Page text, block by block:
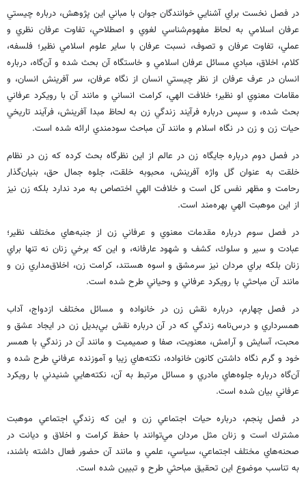
ﺩﺭ ﻓﺼﻞ ﻧﺨﺴﺖ ﺑﺮﺍﻱ ﺁﺷﻨﺎﻳﻲ ﺧﻮﺍﻧﻨﺪﮔﺎﻥ ﺟﻮﺍﻥ ﺑﺎ ﻣﺒﺎﻧﻲ ﺍﻳﻦ ﭘﮋﻭﻫﺶ، ﺩﺭﺑﺎﺭﻩ ﭼﻴﺴﺘﻲ
ﻋﺮﻓﺎﻥ ﺍﺳﻼ‌ﻣﻲ ﺑﻪ ﻟﺤﺎﻅ ﻣﻔﻬﻮﻡ‌ﺷﻨﺎﺳﻲ ﻟﻐﻮﻱ ﻭ ﺍﺻﻄﻼ‌ﺣﻲ، ﺗﻔﺎﻭﺕ ﻋﺮﻓﺎﻥ ﻧﻈﺮﻱ ﻭ
ﻋﻤﻠﻲ، ﺗﻔﺎﻭﺕ ﻋﺮﻓﺎﻥ ﻭ ﺗﺼﻮﻑ، ﻧﺴﺒﺖ ﻋﺮﻓﺎﻥ ﺑﺎ ﺳﺎﻳﺮ ﻋﻠﻮﻡ ﺍﺳﻼ‌ﻣﻲ ﻧﻈﻴﺮ؛ ﻓﻠﺴﻔﻪ،
ﻛﻼ‌ﻡ، ﺍﺧﻼ‌ﻕ، ﻣﺒﺎﺩﻱ ﻣﺴﺎﺋﻞ ﻋﺮﻓﺎﻥ ﺍﺳﻼ‌ﻣﻲ ﻭ ﺧﺎﺳﺘﮕﺎﻩ ﺁﻥ ﺑﺤﺚ ﺷﺪﻩ ﻭ ﺁﻥ‌ﮔﺎﻩ، ﺩﺭﺑﺎﺭﻩ
ﺍﻧﺴﺎﻥ ﺩﺭ ﻋﺮﻑ ﻋﺮﻓﺎﻥ ﺍﺯ ﻧﻈﺮ ﭼﻴﺴﺘﻲ ﺍﻧﺴﺎﻥ ﺍﺯ ﻧﮕﺎﻩ ﻋﺮﻓﺎﻥ، ﺳﺮ ﺁﻓﺮﻳﻨﺶ ﺍﻧﺴﺎﻥ، ﻭ
ﻣﻘﺎﻣﺎﺕ ﻣﻌﻨﻮﻱ ﺍﻭ ﻧﻈﻴﺮ؛ ﺧﻼ‌ﻓﺖ ﺍﻟﻬﻲ، ﻛﺮﺍﻣﺖ ﺍﻧﺴﺎﻧﻲ ﻭ ﻣﺎﻧﻨﺪ ﺁﻥ ﺑﺎ ﺭﻭﻳﻜﺮﺩ ﻋﺮﻓﺎﻧﻲ
ﺑﺤﺚ ﺷﺪﻩ، ﻭ ﺳﭙﺲ ﺩﺭﺑﺎﺭﻩ ﻓﺮﺁﻳﻨﺪ ﺯﻧﺪﮔﻲ ﺯﻥ ﺑﻪ ﻟﺤﺎﻅ ﻣﺒﺪﺍ ﺁﻓﺮﻳﻨﺶ، ﻓﺮﺁﻳﻨﺪ ﺗﺎﺭﻳﺨﻲ
ﺣﻴﺎﺕ ﺯﻥ ﻭ ﺯﻥ ﺩﺭ ﻧﮕﺎﻩ ﺍﺳﻼ‌ﻡ ﻭ ﻣﺎﻧﻨﺪ ﺁﻥ ﻣﺒﺎﺣﺚ ﺳﻮﺩﻣﻨﺪﻱ ﺍﺭﺍﺋﻪ ﺷﺪﻩ ﺍﺳﺖ.
ﺩﺭ ﻓﺼﻞ ﺩﻭﻡ ﺩﺭﺑﺎﺭﻩ ﺟﺎﻳﮕﺎﻩ ﺯﻥ ﺩﺭ ﻋﺎﻟﻢ ﺍﺯ ﺍﻳﻦ ﻧﻈﺮﮔﺎﻩ ﺑﺤﺚ ﻛﺮﺩﻩ ﻛﻪ ﺯﻥ ﺩﺭ ﻧﻈﺎﻡ
ﺧﻠﻘﺖ ﺑﻪ ﻋﻨﻮﺍﻥ ﮔﻞ ﻭﺍﮊﻩ ﺁﻓﺮﻳﻨﺶ، ﻣﺤﺒﻮﺑﻪ ﺧﻠﻘﺖ، ﺟﻠﻮﻩ ﺟﻤﺎﻝ ﺣﻖ، ﺑﻨﻴﺎﻥ‌ﮔﺬﺍﺭ
ﺭﺣﺎﻣﺖ ﻭ ﻣﻈﻬﺮ ﻧﻔﺲ ﻛﻞ ﺍﺳﺖ ﻭ ﺧﻼ‌ﻓﺖ ﺍﻟﻬﻲ ﺍﺧﺘﺼﺎﺹ ﺑﻪ ﻣﺮﺩ ﻧﺪﺍﺭﺩ ﺑﻠﻜﻪ ﺯﻥ ﻧﻴﺰ
ﺍﺯ ﺍﻳﻦ ﻣﻮﻫﺒﺖ ﺍﻟﻬﻲ ﺑﻬﺮﻩ‌ﻣﻨﺪ ﺍﺳﺖ.
ﺩﺭ ﻓﺼﻞ ﺳﻮﻡ ﺩﺭﺑﺎﺭﻩ ﻣﻘﺪﻣﺎﺕ ﻣﻌﻨﻮﻱ ﻭ ﻋﺮﻓﺎﻧﻲ ﺯﻥ ﺍﺯ ﺟﻨﺒﻪ‌ﻫﺎﻱ ﻣﺨﺘﻠﻒ ﻧﻈﻴﺮ؛
ﻋﺒﺎﺩﺕ ﻭ ﺳﻴﺮ ﻭ ﺳﻠﻮﻙ، ﻛﺸﻒ ﻭ ﺷﻬﻮﺩ ﻋﺎﺭﻓﺎﻧﻪ، ﻭ ﺍﻳﻦ ﻛﻪ ﺑﺮﺧﻲ ﺯﻧﺎﻥ ﻧﻪ ﺗﻨﻬﺎ ﺑﺮﺍﻱ
ﺯﻧﺎﻥ ﺑﻠﻜﻪ ﺑﺮﺍﻱ ﻣﺮﺩﺍﻥ ﻧﻴﺰ ﺳﺮﻣﺸﻖ ﻭ ﺍﺳﻮﻩ ﻫﺴﺘﻨﺪ، ﻛﺮﺍﻣﺖ ﺯﻥ، ﺍﺧﻼ‌ﻕ‌ﻣﺪﺍﺭﻱ ﺯﻥ ﻭ
ﻣﺎﻧﻨﺪ ﺁﻥ ﻣﺒﺎﺣﺜﻲ ﺑﺎ ﺭﻭﻳﻜﺮﺩ ﻋﺮﻓﺎﻧﻲ ﻭ ﻭﺣﻴﺎﻧﻲ ﻃﺮﺡ ﺷﺪﻩ ﺍﺳﺖ.
ﺩﺭ ﻓﺼﻞ ﭼﻬﺎﺭﻡ، ﺩﺭﺑﺎﺭﻩ ﻧﻘﺶ ﺯﻥ ﺩﺭ ﺧﺎﻧﻮﺍﺩﻩ ﻭ ﻣﺴﺎﺋﻞ ﻣﺨﺘﻠﻒ ﺍﺯﺩﻭﺍﺝ، ﺁﺩﺍﺏ
ﻫﻤﺴﺮﺩﺍﺭﻱ ﻭ ﺩﺭﺱ‌ﻧﺎﻣﻪ ﺯﻧﺪﮔﻲ ﻛﻪ ﺩﺭ ﺁﻥ ﺩﺭﺑﺎﺭﻩ ﻧﻘﺶ ﺑﻲ‌ﺑﺪﻳﻞ ﺯﻥ ﺩﺭ ﺍﻳﺠﺎﺩ ﻋﺸﻖ ﻭ
ﻣﺤﺒﺖ، ﺁﺳﺎﻳﺶ ﻭ ﺁﺭﺍﻣﺶ، ﻣﻌﻨﻮﻳﺖ، ﺻﻔﺎ ﻭ ﺻﻤﻴﻤﻴﺖ ﻭ ﻣﺎﻧﻨﺪ ﺁﻥ ﺩﺭ ﺯﻧﺪﮔﻲ ﺑﺎ ﻫﻤﺴﺮ
ﺧﻮﺩ ﻭ ﮔﺮﻡ ﻧﮕﺎﻩ ﺩﺍﺷﺘﻦ ﻛﺎﻧﻮﻥ ﺧﺎﻧﻮﺍﺩﻩ، ﻧﻜﺘﻪ‌ﻫﺎﻱ ﺯﻳﺒﺎ ﻭ ﺁﻣﻮﺯﻧﺪﻩ ﻋﺮﻓﺎﻧﻲ ﻃﺮﺡ ﺷﺪﻩ ﻭ
ﺁﻥ‌ﮔﺎﻩ ﺩﺭﺑﺎﺭﻩ ﺟﻠﻮﻩ‌ﻫﺎﻱ ﻣﺎﺩﺭﻱ ﻭ ﻣﺴﺎﺋﻞ ﻣﺮﺗﺒﻂ ﺑﻪ ﺁﻥ، ﻧﻜﺘﻪ‌ﻫﺎﻳﻲ ﺷﻨﻴﺪﻧﻲ ﺑﺎ ﺭﻭﻳﻜﺮﺩ
ﻋﺮﻓﺎﻧﻲ ﺑﻴﺎﻥ ﺷﺪﻩ ﺍﺳﺖ.
ﺩﺭ ﻓﺼﻞ ﭘﻨﺠﻢ، ﺩﺭﺑﺎﺭﻩ ﺣﻴﺎﺕ ﺍﺟﺘﻤﺎﻋﻲ ﺯﻥ ﻭ ﺍﻳﻦ ﻛﻪ ﺯﻧﺪﮔﻲ ﺍﺟﺘﻤﺎﻋﻲ ﻣﻮﻫﺒﺖ
ﻣﺸﺘﺮﻙ ﺍﺳﺖ ﻭ ﺯﻧﺎﻥ ﻣﺜﻞ ﻣﺮﺩﺍﻥ ﻣﻲ‌ﺗﻮﺍﻧﻨﺪ ﺑﺎ ﺣﻔﻆ ﻛﺮﺍﻣﺖ ﻭ ﺍﺧﻼ‌ﻕ ﻭ ﺩﻳﺎﻧﺖ ﺩﺭ
ﺻﺤﻨﻪ‌ﻫﺎﻱ ﻣﺨﺘﻠﻒ ﺍﺟﺘﻤﺎﻋﻲ، ﺳﻴﺎﺳﻲ، ﻋﻠﻤﻲ ﻭ ﻣﺎﻧﻨﺪ ﺁﻥ ﺣﻀﻮﺭ ﻓﻌﺎﻝ ﺩﺍﺷﺘﻪ ﺑﺎﺷﻨﺪ،
ﺑﻪ ﺗﻨﺎﺳﺐ ﻣﻮﺿﻮﻉ ﺍﻳﻦ ﺗﺤﻘﻴﻖ ﻣﺒﺎﺣﺜﻲ ﻃﺮﺡ ﻭ ﺗﺒﻴﻴﻦ ﺷﺪﻩ ﺍﺳﺖ.